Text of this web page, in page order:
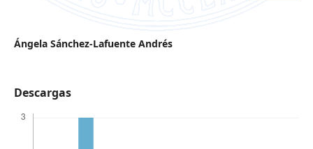
Ángela Sánchez-Lafuente Andrés
Descargas